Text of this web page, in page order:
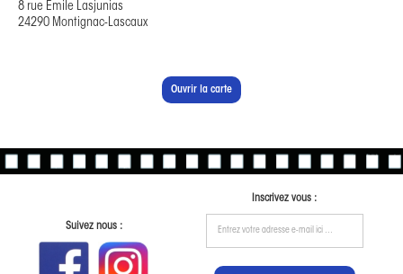
8 rue Émile Lasjunias
24290 Montignac-Lascaux
Ouvrir la carte
Suivez nous :
Inscrivez vous :